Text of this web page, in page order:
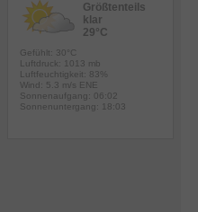
Größtenteils
klar
29°C
Gefühlt: 30°C
Luftdruck: 1013 mb
Luftfeuchtigkeit: 83%
Wind: 5.3 m/s ENE
Sonnenaufgang: 06:02
Sonnenuntergang: 18:03